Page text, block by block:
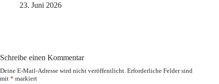
23. Juni 2026
Schreibe einen Kommentar
Deine E-Mail-Adresse wird nicht veröffentlicht. Erforderliche Felder sind
mit * markiert